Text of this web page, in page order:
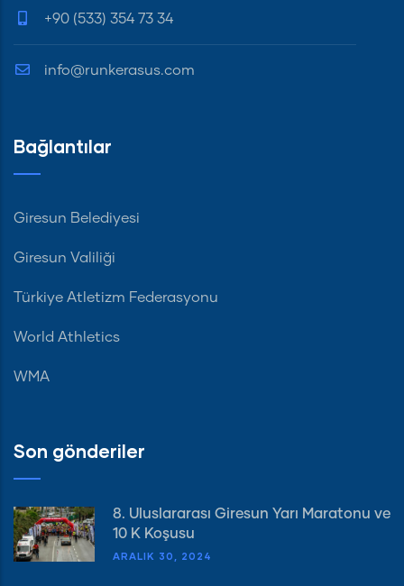
+90 (533) 354 73 34
info@runkerasus.com
Bağlantılar
Giresun Belediyesi
Giresun Valiliği
Türkiye Atletizm Federasyonu
World Athletics
WMA
Son gönderiler
8. Uluslararası Giresun Yarı Maratonu ve
10 K Koşusu
ARALIK 30, 2024